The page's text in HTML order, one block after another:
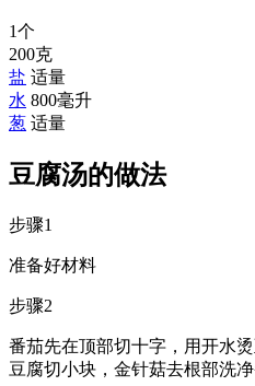
1个
200克
盐 适量
水 800毫升
葱 适量
豆腐汤的做法
步骤1
准备好材料
步骤2
番茄先在顶部切十字，用开水
豆腐切小块，金针菇去根部洗